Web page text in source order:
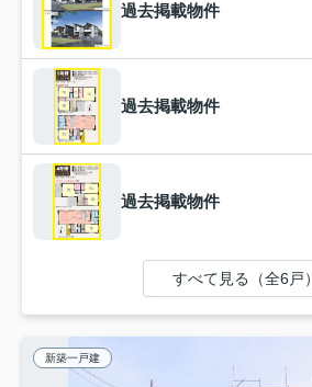
過去掲載物件
過去掲載物件
過去掲載物件
すべて見る（全6戸）
新築一戸建